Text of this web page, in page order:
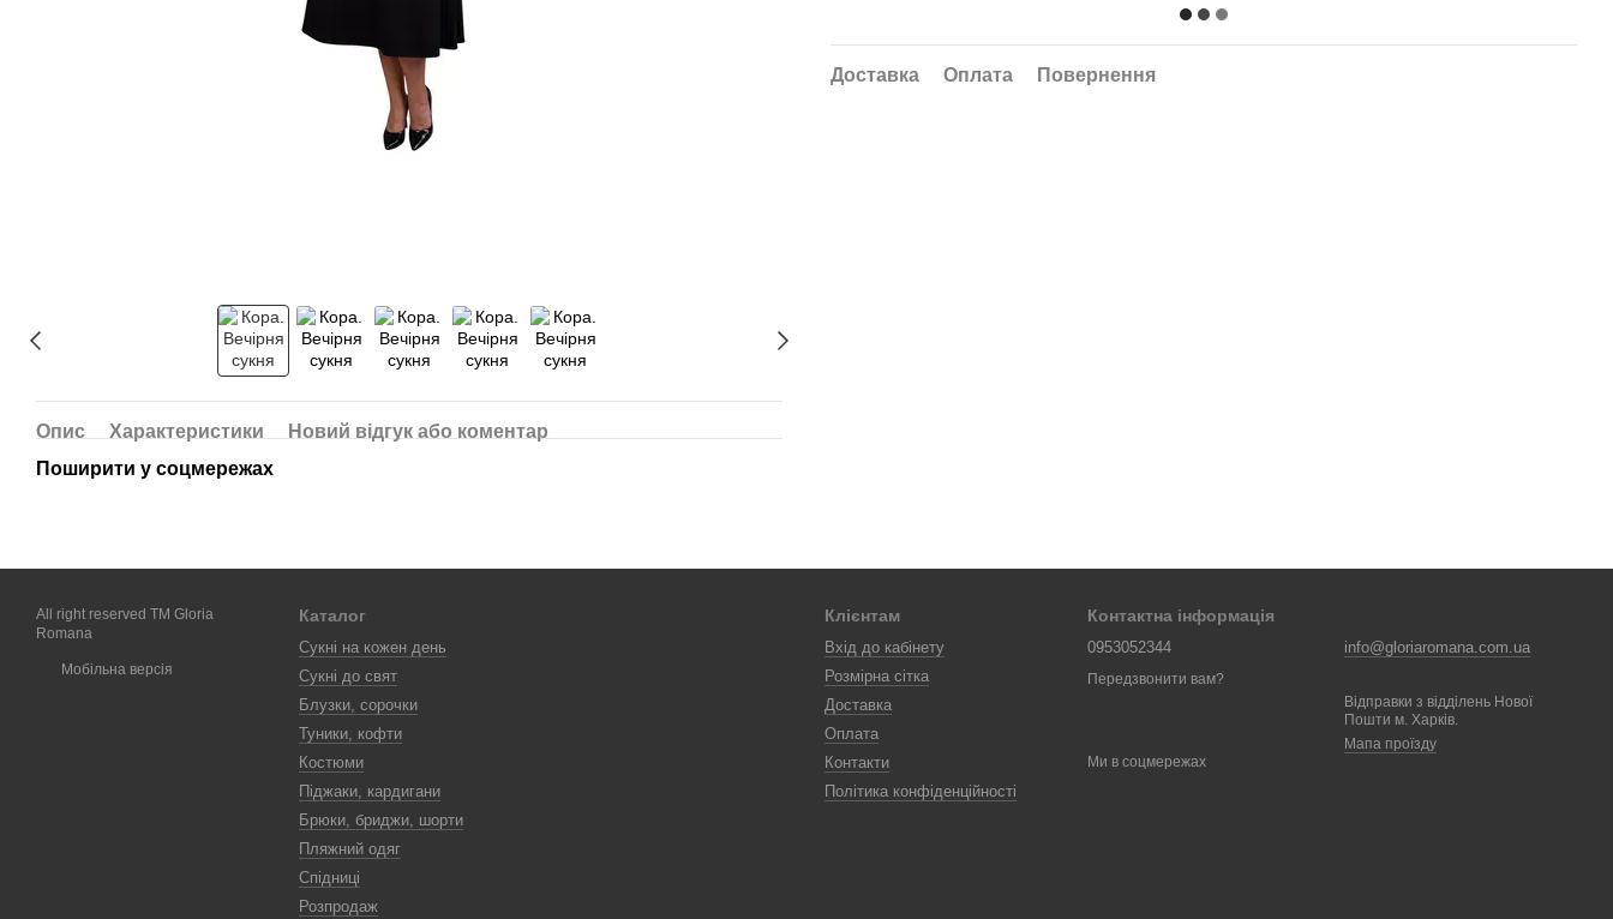
Опис Характеристики
Новий відгук або коментар
Поширити у соцмережах
Доставка Оплата Повернення
All right reserved TM Gloria
Romana
Мобільна версія
Каталог
Сукні на кожен день
Сукні до свят
Блузки, сорочки
Туники, кофти
Костюми
Піджаки, кардигани
Брюки, бриджи, шорти
Пляжний одяг
Спідниці
Розпродаж
Клієнтам
Вхід до кабінету
Розмірна сітка
Доставка
Оплата
Контакти
Політика конфіденційності
Контактна інформація
0953052344
Передзвонити вам?
info@gloriaromana.com.ua
Відправки з відділень Нової
Пошти м. Харків.
Мапа проїзду
Ми в соцмережах